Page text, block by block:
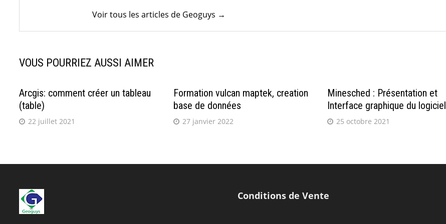
Voir tous les articles de Geoguys →
VOUS POURRIEZ AUSSI AIMER
Arcgis: comment créer un tableau
(table)
22 juillet 2021
Formation vulcan maptek, creation
base de données
27 janvier 2022
Minesched : Présentation et
Interface graphique du logiciel
25 octobre 2021
Conditions de Vente